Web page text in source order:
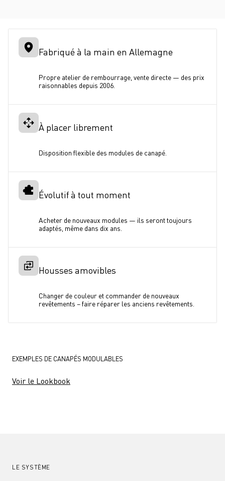
Fabriqué à la main en Allemagne
Propre atelier de rembourrage, vente directe — des prix
raisonnables depuis 2006.
À placer librement
Disposition flexible des modules de canapé.
Évolutif à tout moment
Acheter de nouveaux modules — ils seront toujours
adaptés, même dans dix ans.
Housses amovibles
Changer de couleur et commander de nouveaux
revêtements – faire réparer les anciens revêtements.
EXEMPLES DE CANAPÉS MODULABLES
Voir le Lookbook
LE SYSTÈME